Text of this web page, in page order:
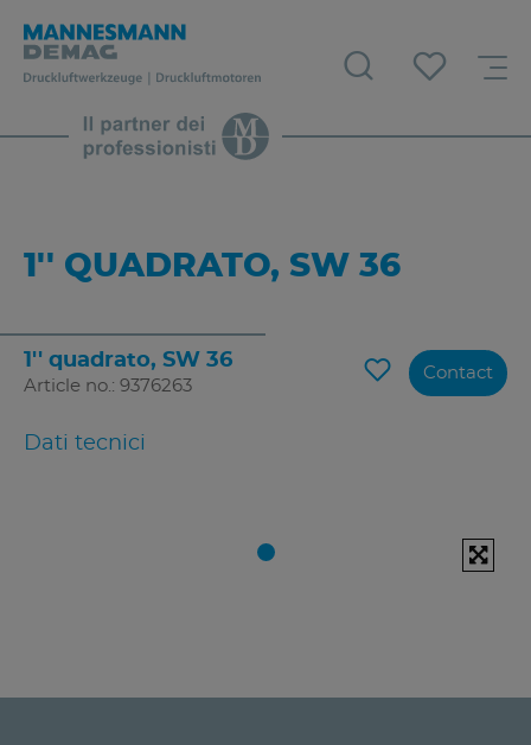
1'' QUADRATO, SW 36
1'' quadrato, SW 36
Article no.: 9376263
Dati tecnici
Contact